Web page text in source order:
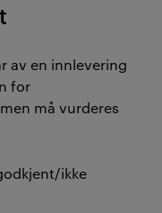
av en innlevering
for
må vurderes
ikke